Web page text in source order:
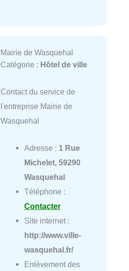
Mairie de Wasquehal
Catégorie : Hôtel de ville
Contact du service de
l'entreprise Mairie de
Wasquehal
Adresse : 1 Rue
Michelet, 59290
Wasquehal
Téléphone :
Contacter
Site internet :
http://www.ville-
wasquehal.fr/
Enlèvement des